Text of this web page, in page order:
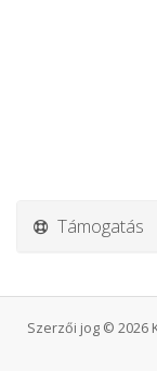
Támogatás
Szerzői jog © 2026